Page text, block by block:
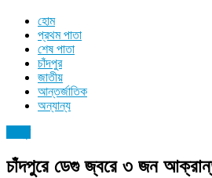
হোম
প্রথম পাতা
শেষ পাতা
চাঁদপুর
জাতীয়
আন্তর্জাতিক
অন্যান্য
চাঁদপুরে ডেগু জ্বরে ৩ জন